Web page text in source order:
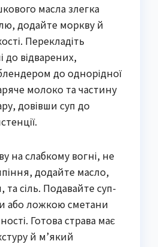
масла злегка
додайте моркву й
Перекладіть
до відварених,
до однорідної
молоко та частину
довівши суп до
на слабкому вогні, не
додайте масло,
сіль. Подавайте суп-
або ложкою сметани
Готова страва має
й м’який